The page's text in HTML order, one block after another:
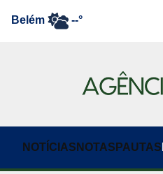
Belém --°
NOTÍCIAS NOTAS PAUTAS